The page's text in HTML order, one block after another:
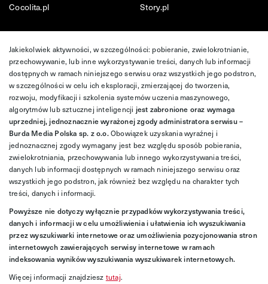
Cocolita.pl
Story.pl
Jakiekolwiek aktywności, w szczególności: pobieranie, zwielokrotnianie,
przechowywanie, lub inne wykorzystywanie treści, danych lub informacji
dostępnych w ramach niniejszego serwisu oraz wszystkich jego podstron,
w szczególności w celu ich eksploracji, zmierzającej do tworzenia,
rozwoju, modyfikacji i szkolenia systemów uczenia maszynowego,
algorytmów lub sztucznej inteligencji jest zabronione oraz wymaga
uprzedniej, jednoznacznie wyrażonej zgody administratora serwisu –
Burda Media Polska sp. z o.o.Obowiązek uzyskania wyraźnej i
jednoznacznej zgody wymagany jest bez względu sposób pobierania,
zwielokrotniania, przechowywania lub innego wykorzystywania treści,
danych lub informacji dostępnych w ramach niniejszego serwisu oraz
wszystkich jego podstron, jak również bez względu na charakter tych
treści, danych i informacji.
Powyższe nie dotyczy wyłącznie przypadków wykorzystywania treści,
danych i informacji w celu umożliwienia i ułatwienia ich wyszukiwania
przez wyszukiwarki internetowe oraz umożliwienia pozycjonowania stron
internetowych zawierających serwisy internetowe w ramach
indeksowania wyników wyszukiwania wyszukiwarek internetowych.
Więcej informacji znajdziesz tutaj.